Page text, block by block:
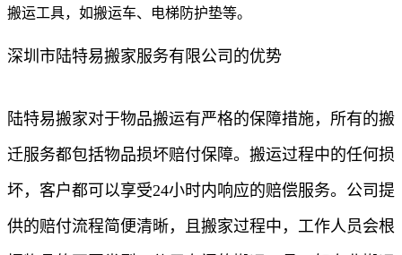
搬运工具，如搬运车、电梯防护垫等。
深圳市陆特易搬家服务有限公司的优势
陆特易搬家对于物品搬运有严格的保障措施，所有的搬
迁服务都包括物品损坏赔付保障。搬运过程中的任何损
坏，客户都可以享受24小时内响应的赔偿服务。公司提
供的赔付流程简便清晰，且搬家过程中，工作人员会根